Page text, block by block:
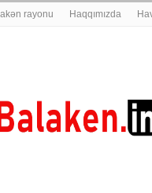
rayonu Haqqımızda